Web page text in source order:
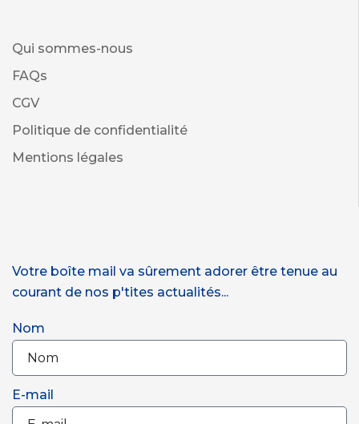
Qui sommes-nous
FAQs
CGV
Politique de confidentialité
Mentions légales
Votre boîte mail va sûrement adorer être tenue au
courant de nos p'tites actualités...
Nom
E-mail